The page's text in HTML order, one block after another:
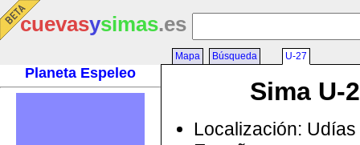
cuevasysimas.es
Planeta Espeleo
Mapa Búsqueda U-27
Sima U-
Localización: